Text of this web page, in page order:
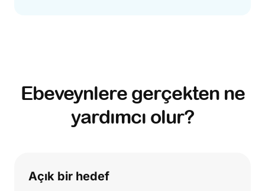
Ebeveynlere gerçekten ne
yardımcı olur?
Açık bir hedef